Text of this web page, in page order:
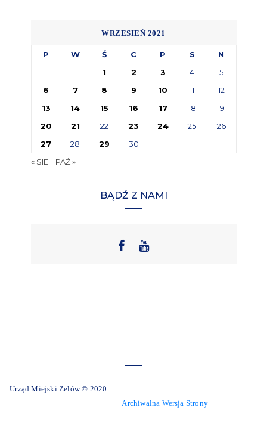
WRZESIEŃ 2021
P W Ś C P S
N
1
2 3 4
5
6
7 8 9 10 11
12
13
14 15 16 17 18
19
20
21 22 23 24 25
26
27
28 29
30
« SIE
PAŹ »
BĄDŹ Z NAMI
Urząd Miejski Zelów © 2020
Archiwalna Wersja Strony